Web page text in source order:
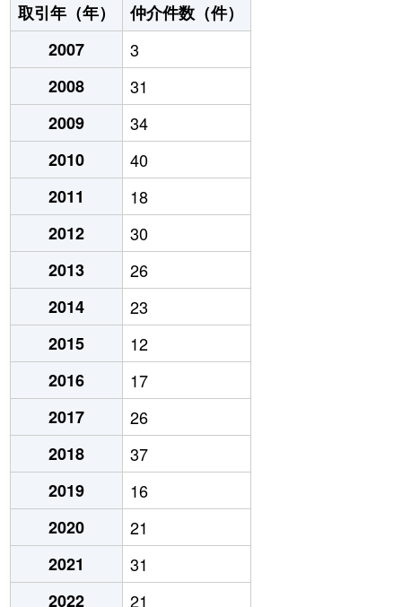
取引年（年）
仲介件数（件）
2007
3
2008
31
2009
34
2010
40
2011
18
2012
30
2013
26
2014
23
2015
12
2016
17
2017
26
2018
37
2019
16
2020
21
2021
31
2022
21